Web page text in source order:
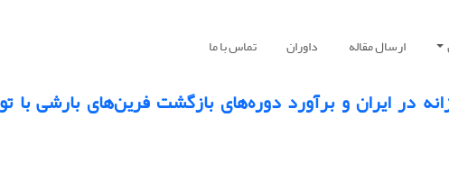
ارسال مقاله داوران تماس با ما
در ایران و برآورد دوره‌های بازگشت فرین‌های بارشی با